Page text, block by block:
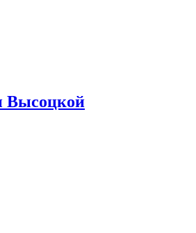
Высоцкой